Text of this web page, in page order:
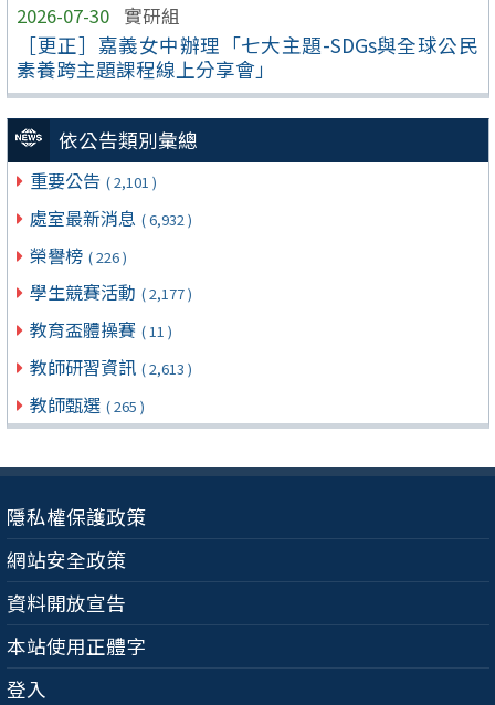
2026-07-30 實研組
［更正］嘉義女中辦理「七大主題-SDGs與全球公民
素養跨主題課程線上分享會」
依公告類別彙總
重要公告 ( 2,101 )
處室最新消息 ( 6,932 )
榮譽榜 ( 226 )
學生競賽活動 ( 2,177 )
教育盃體操賽 ( 11 )
教師研習資訊 ( 2,613 )
教師甄選 ( 265 )
隱私權保護政策
網站安全政策
資料開放宣告
本站使用正體字
登入